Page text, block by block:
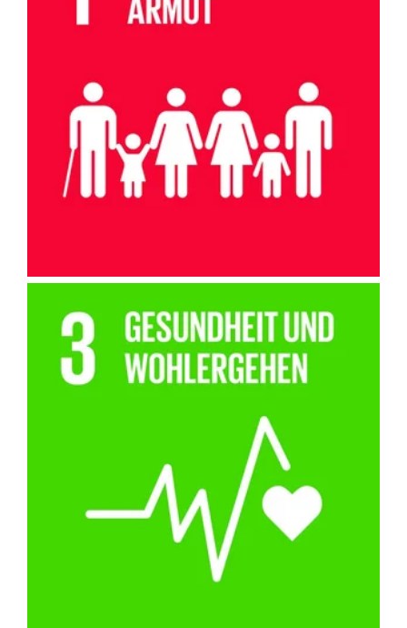
Wir fördern die finanzielle Stabilität und Unabhängigkeit und
damit die Reduktion des Risikos der Altersarmut.
Wir unterstützen die physische und mentale Gesundheit durch
Zugang zu Gesundheitsressourcen und -programmen.